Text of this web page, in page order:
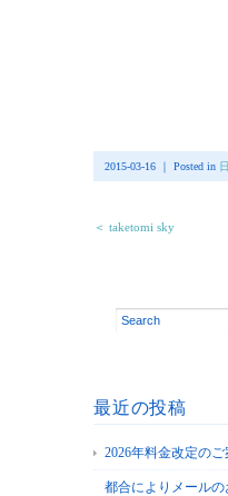
2015-03-16 ｜ Posted in
＜ taketomi sky
最近の投稿
2026年料金改定のご
都合によりメールの